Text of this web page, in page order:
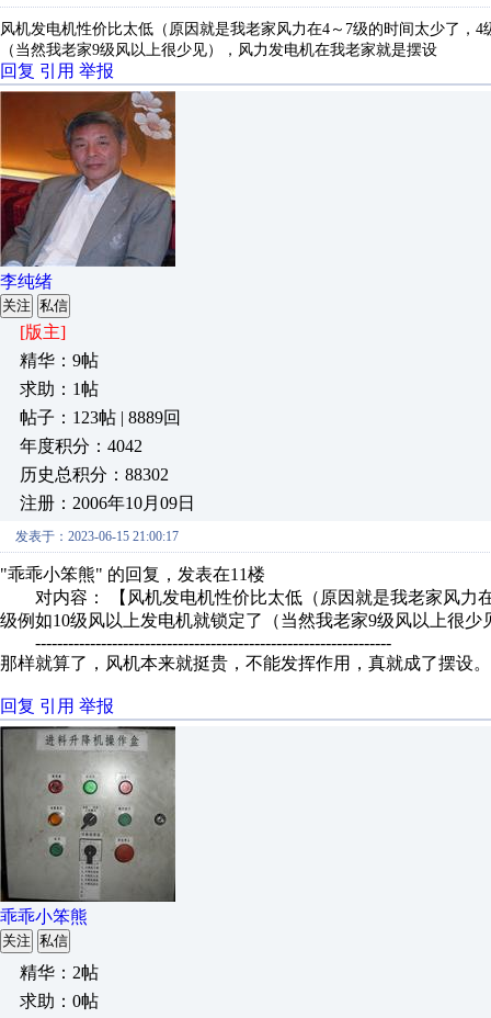
风机发电机性价比太低（原因就是我老家风力在4～7级的时间太少了，
（当然我老家9级风以上很少见），风力发电机在我老家就是摆设
回复 引用 举报
李纯绪
关注 私信
[版主]
精华：9帖
求助：1帖
帖子：123帖 | 8889回
年度积分：4042
历史总积分：88302
注册：2006年10月09日
发表于：2023-06-15 21:00:17
"乖乖小笨熊" 的回复，发表在11楼
对内容： 【风机发电机性价比太低（原因就是我老家风力
级例如10级风以上发电机就锁定了（当然我老家9级风以上很
-----------------------------------------------------------------
那样就算了，风机本来就挺贵，不能发挥作用，真就成了摆设。
回复 引用 举报
乖乖小笨熊
关注 私信
精华：2帖
求助：0帖